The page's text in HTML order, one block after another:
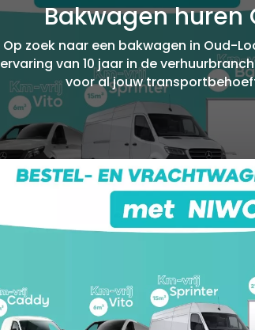
Bakwagen
Op zoek naar een bakwagen in Oud-
ervaring van 10 jaar in de
voor al jouw